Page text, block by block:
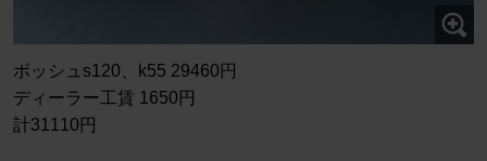
ボッシュs120、k55 29460円
ディーラー工賃 1650円
計31110円